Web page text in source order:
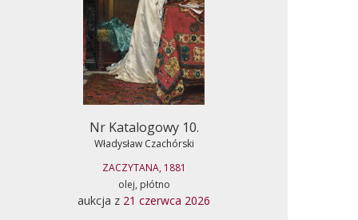
Nr Katalogowy 10.
Władysław Czachórski
ZACZYTANA, 1881
olej, płótno
aukcja z 21 czerwca 2026